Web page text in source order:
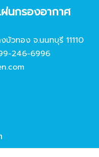
นกรองอากาศ
วทอง จ.นนทบุรี 11110
246-6996